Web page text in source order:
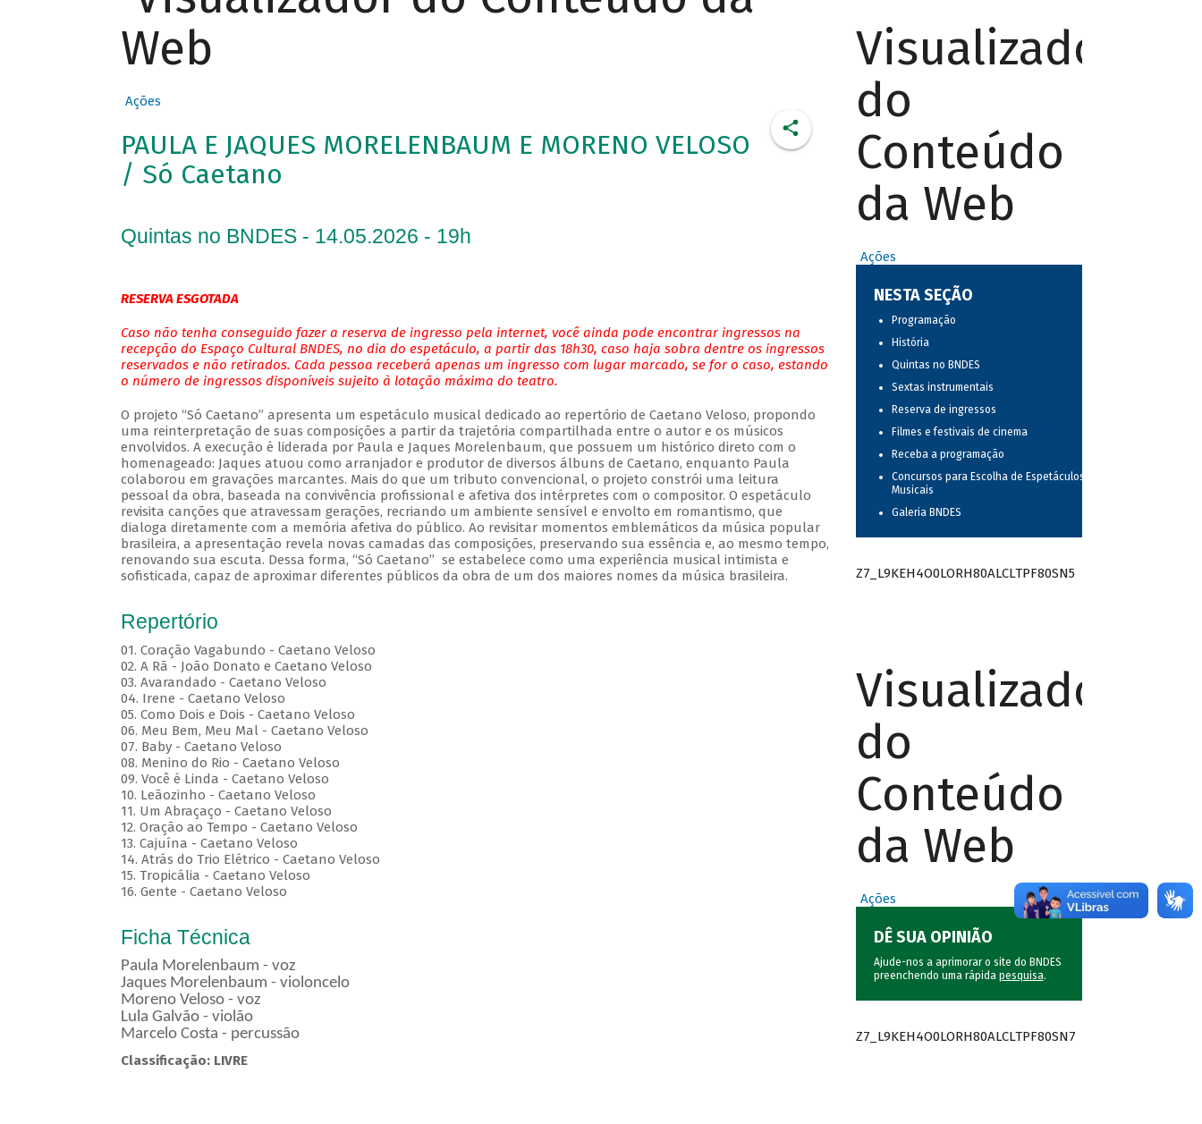
Web
Ações
PAULA E JAQUES MORELENBAUM E MORENO VELOSO
/ Só Caetano
Quintas no BNDES - 14.05.2026 - 19h
RESERVA ESGOTADA
Caso não tenha conseguido fazer a reserva de ingresso pela internet, você ainda pode encontrar ingressos na
recepção do Espaço Cultural BNDES, no dia do espetáculo, a partir das 18h30, caso haja sobra dentre os ingressos
reservados e não retirados. Cada pessoa receberá apenas um ingresso com lugar marcado, se for o caso, estando
o número de ingressos disponíveis sujeito à lotação máxima do teatro.
O projeto “Só Caetano” apresenta um espetáculo musical dedicado ao repertório de Caetano Veloso, propondo
uma reinterpretação de suas composições a partir da trajetória compartilhada entre o autor e os músicos
envolvidos. A execução é liderada por Paula e Jaques Morelenbaum, que possuem um histórico direto com o
homenageado: Jaques atuou como arranjador e produtor de diversos álbuns de Caetano, enquanto Paula
colaborou em gravações marcantes. Mais do que um tributo convencional, o projeto constrói uma leitura
pessoal da obra, baseada na convivência profissional e afetiva dos intérpretes com o compositor. O espetáculo
revisita canções que atravessam gerações, recriando um ambiente sensível e envolto em romantismo, que
dialoga diretamente com a memória afetiva do público. Ao revisitar momentos emblemáticos da música popular
brasileira, a apresentação revela novas camadas das composições, preservando sua essência e, ao mesmo tempo,
renovando sua escuta. Dessa forma, “Só Caetano” se estabelece como uma experiência musical intimista e
sofisticada, capaz de aproximar diferentes públicos da obra de um dos maiores nomes da música brasileira.
Repertório
01. Coração Vagabundo - Caetano Veloso
02. A Rã - João Donato e Caetano Veloso
03. Avarandado - Caetano Veloso
04. Irene - Caetano Veloso
05. Como Dois e Dois - Caetano Veloso
06. Meu Bem, Meu Mal - Caetano Veloso
07. Baby - Caetano Veloso
08. Menino do Rio - Caetano Veloso
09. Você é Linda - Caetano Veloso
10. Leãozinho - Caetano Veloso
11. Um Abraçaço - Caetano Veloso
12. Oração ao Tempo - Caetano Veloso
13. Cajuína - Caetano Veloso
14. Atrás do Trio Elétrico - Caetano Veloso
15. Tropicália - Caetano Veloso
16. Gente - Caetano Veloso
Ficha Técnica
Paula Morelenbaum - voz
Jaques Morelenbaum - violoncelo
Moreno Veloso - voz
Lula Galvão - violão
Marcelo Costa - percussão
Classificação: LIVRE
Visualizador
do
Conteúdo
da Web
Ações
NESTA SEÇÃO
Programação
História
Quintas no BNDES
Sextas instrumentais
Reserva de ingressos
Filmes e festivais de cinema
Receba a programação
Concursos para Escolha de Espetáculos
Musicais
Galeria BNDES
Z7_L9KEH4O0LORH80ALCLTPF80SN5
Visualizador
do
Conteúdo
da Web
Ações
DÊ SUA OPINIÃO
Ajude-nos a aprimorar o site do BNDES
preenchendo uma rápida pesquisa.
Z7_L9KEH4O0LORH80ALCLTPF80SN7